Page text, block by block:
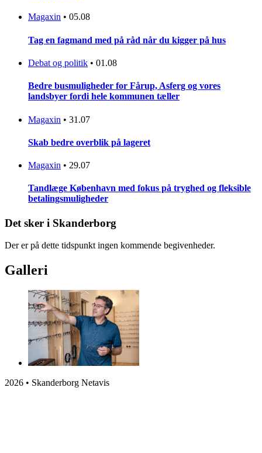
Magaxin • 05.08
Tag en fagmand med på råd når du kigger på hus
Debat og politik • 01.08
Bedre busmuligheder for Fårup, Asferg og vores
landsbyer fordi hele kommunen tæller
Magaxin • 31.07
Skab bedre overblik på lageret
Magaxin • 29.07
Tandlæge København med fokus på tryghed og fleksible
betalingsmuligheder
Det sker i Skanderborg
Der er på dette tidspunkt ingen kommende begivenheder.
Galleri
2026 • Skanderborg Netavis